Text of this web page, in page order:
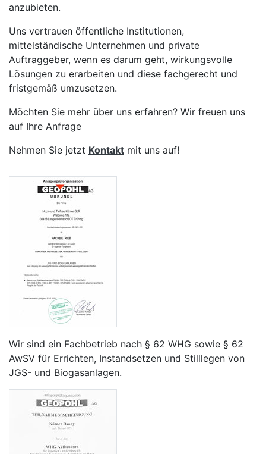
anzubieten.
Uns vertrauen öffentliche Institutionen,
mittelständische Unternehmen und private
Auftraggeber, wenn es darum geht, wirkungsvolle
Lösungen zu erarbeiten und diese fachgerecht und
fristgemäß umzusetzen.
Möchten Sie mehr über uns erfahren? Wir freuen uns
auf Ihre Anfrage
Nehmen Sie jetzt Kontakt mit uns auf!
Wir sind ein Fachbetrieb nach § 62 WHG sowie § 62
AwSV für Errichten, Instandsetzen und Stilllegen von
JGS- und Biogasanlagen.